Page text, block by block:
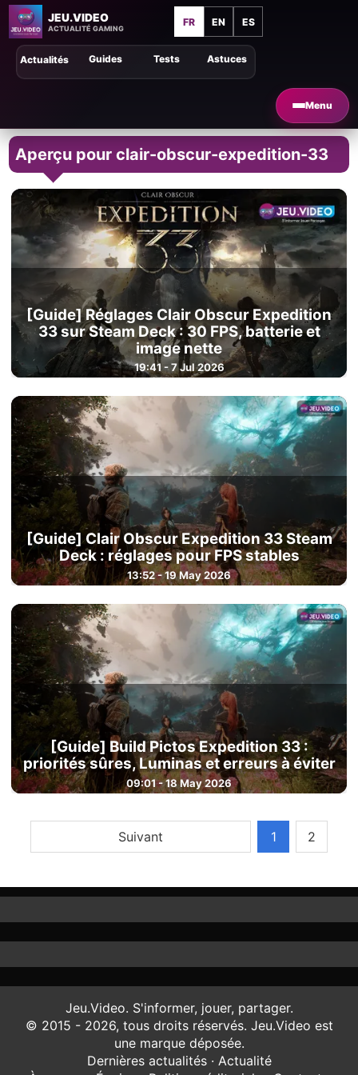
JEU.VIDEO
ACTUALITÉ GAMING
FR EN ES
Menu
Astuces
Guides Tests
Actualités
Aperçu pour clair-obscur-expedition-33
[Guide] Réglages Clair Obscur Expedition
33 sur Steam Deck : 30 FPS, batterie et
image nette
19:41 - 7 Jul 2026
[Guide] Clair Obscur Expedition 33 Steam
Deck : réglages pour FPS stables
13:52 - 19 May 2026
[Guide] Build Pictos Expedition 33 :
priorités sûres, Luminas et erreurs à éviter
09:01 - 18 May 2026
Suivant 1 2
Jeu.Video. S'informer, jouer, partager.
© 2015 - 2026, tous droits réservés. Jeu.Video est
une marque déposée.
Dernières actualités· Actualité